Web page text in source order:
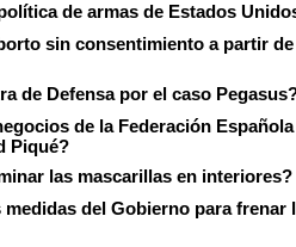
de armas de Estados
sin consentimiento a partir
de Defensa por el caso
de la Federación
Piqué?
las mascarillas en interiores?
del Gobierno para frenar